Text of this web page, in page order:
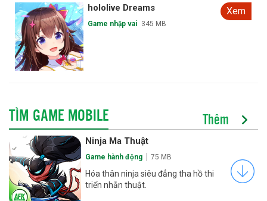
hololive Dreams
Game nhập vai 345 MB
Xem
TÌM GAME MOBILE Thêm
Ninja Ma Thuật
Game hành động 75 MB
Hóa thân ninja siêu đẳng tha hồ thi
triển nhẫn thuật.